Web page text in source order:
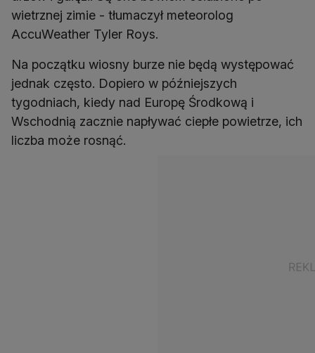
wietrznej zimie - tłumaczył meteorolog
AccuWeather Tyler Roys.
Na początku wiosny burze nie będą występować
jednak często. Dopiero w późniejszych
tygodniach, kiedy nad Europę Środkową i
Wschodnią zacznie napływać ciepłe powietrze, ich
liczba może rosnąć.